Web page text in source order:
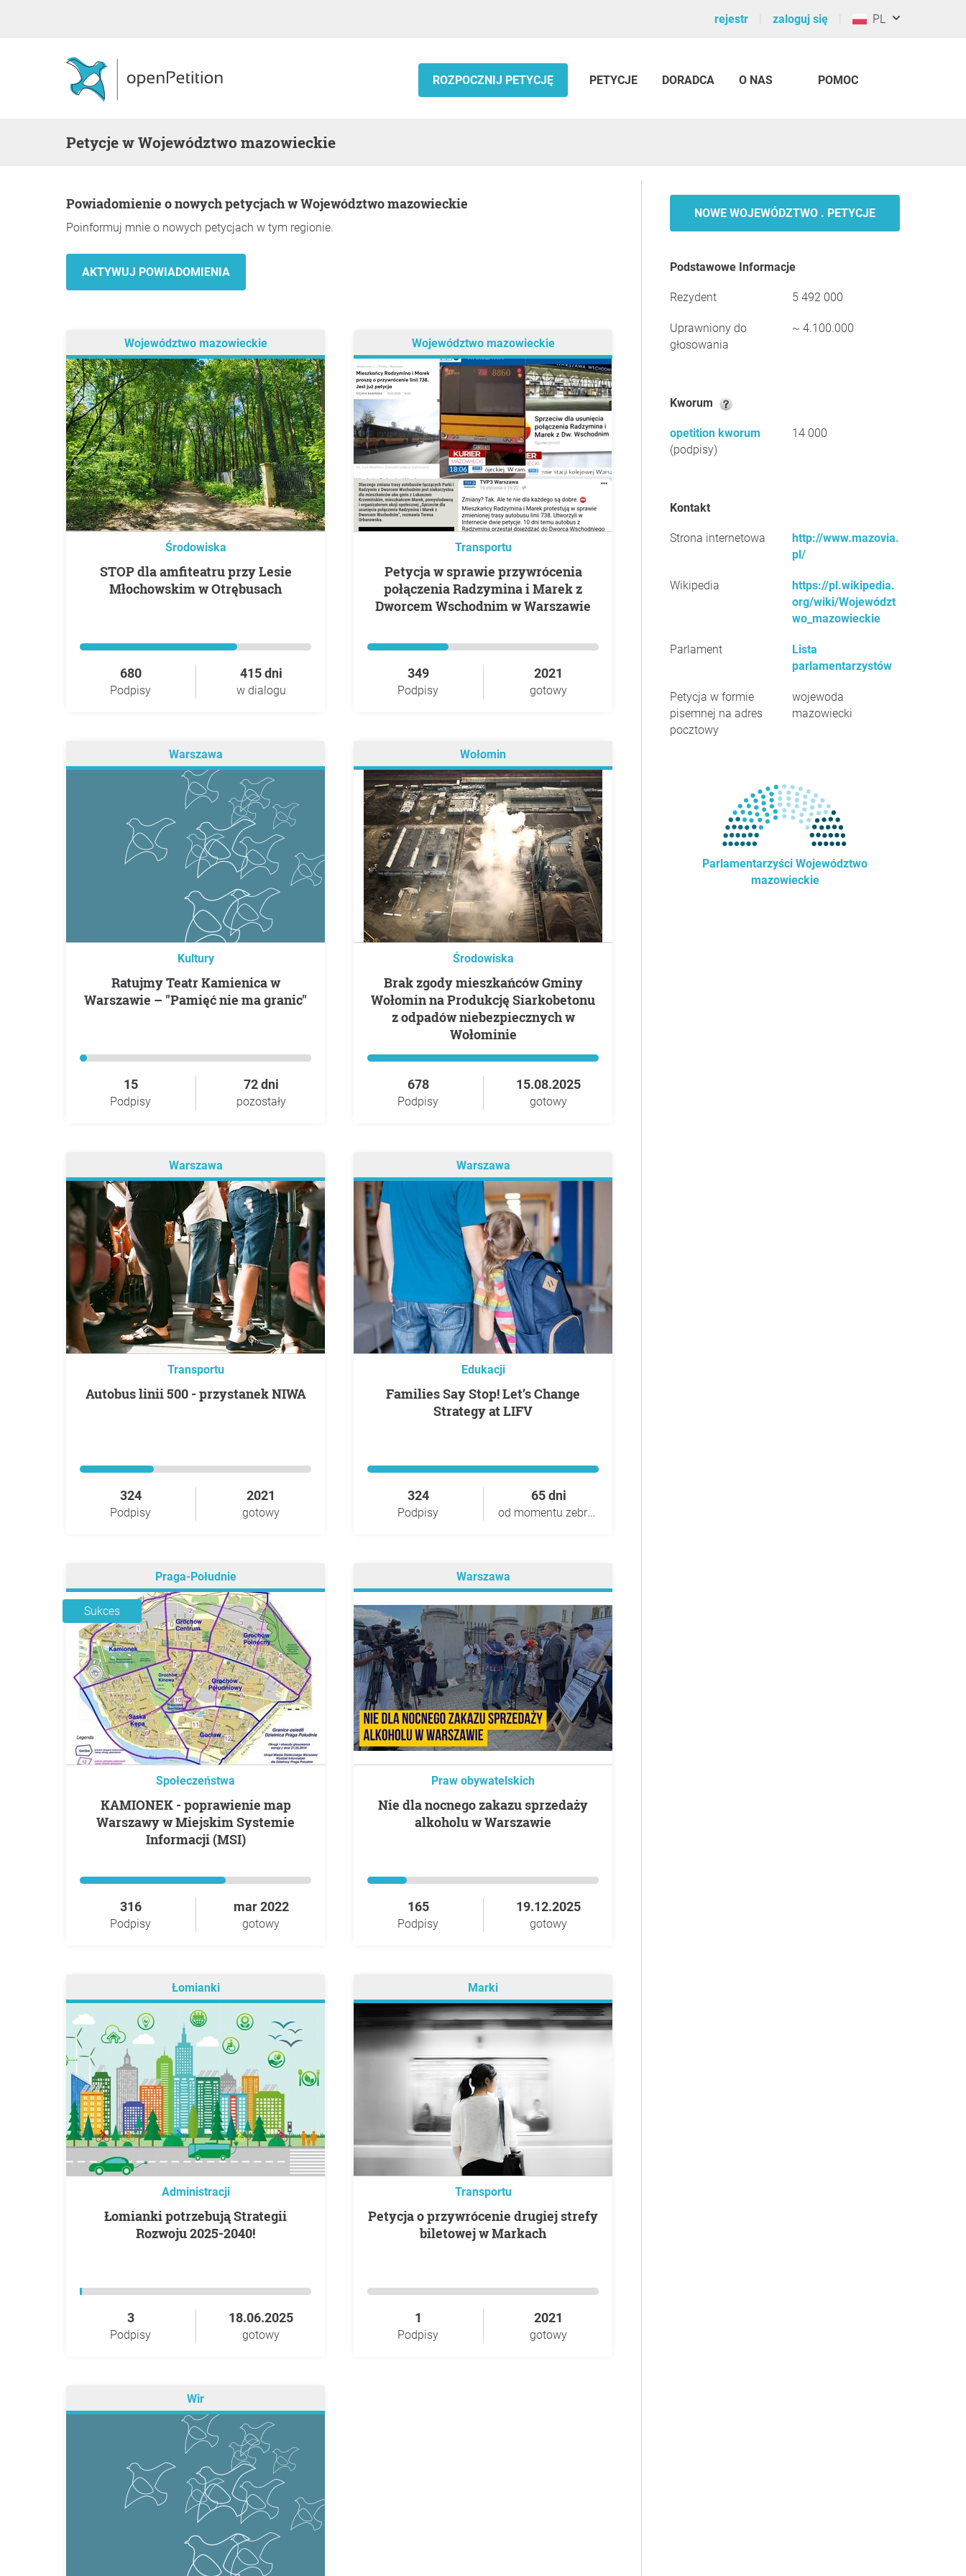
rejestr zaloguj się PL
ROZPOCZNIJ PETYCJĘ PETYCJE DORADCA O NAS POMOC
Petycje w Województwo mazowieckie
Powiadomienie o nowych petycjach w Województwo mazowieckie
Poinformuj mnie o nowych petycjach w tym regionie.
Województwo mazowieckie
Środowiska
STOP dla amfiteatru przy Lesie
Młochowskim w Otrębusach
680
Podpisy
415 dni
w dialogu
Województwo mazowieckie
Transportu
Petycja w sprawie przywrócenia
połączenia Radzymina i Marek z
Dworcem Wschodnim w Warszawie
349
Podpisy
2021
gotowy
Warszawa
Kultury
Ratujmy Teatr Kamienica w
Warszawie – "Pamięć nie ma granic"
15
Podpisy
72 dni
pozostały
Wołomin
Środowiska
Brak zgody mieszkańców Gminy
Wołomin na Produkcję Siarkobetonu
z odpadów niebezpiecznych w
Wołominie
678
Podpisy
15.08.2025
gotowy
Warszawa
Transportu
Autobus linii 500 - przystanek NIWA
324
Podpisy
2021
gotowy
Warszawa
Edukacji
Families Say Stop! Let’s Change
Strategy at LIFV
324
Podpisy
65 dni
od momentu zebrania
Praga-Południe
Sukces
Społeczeństwa
KAMIONEK - poprawienie map
Warszawy w Miejskim Systemie
Informacji (MSI)
316
Podpisy
mar 2022
gotowy
Warszawa
Praw obywatelskich
Nie dla nocnego zakazu sprzedaży
alkoholu w Warszawie
165
Podpisy
19.12.2025
gotowy
Łomianki
Administracji
Łomianki potrzebują Strategii
Rozwoju 2025-2040!
3
Podpisy
18.06.2025
gotowy
Marki
Transportu
Petycja o przywrócenie drugiej strefy
biletowej w Markach
1
Podpisy
2021
gotowy
Wir
NOWE WOJEWÓDZTWO . PETYCJE
Podstawowe Informacje
Rezydent 5 492 000
Uprawniony do
głosowania
~ 4.100.000
Kworum
opetition kworum
(podpisy)
14 000
Kontakt
Strona internetowa
http://www.mazovia.
pl/
Wikipedia
https://pl.wikipedia.
org/wiki/Województ
wo_mazowieckie
Parlament
Lista
parlamentarzystów
Petycja w formie
pisemnej na adres
pocztowy
wojewoda
mazowiecki
Parlamentarzyści Województwo
mazowieckie